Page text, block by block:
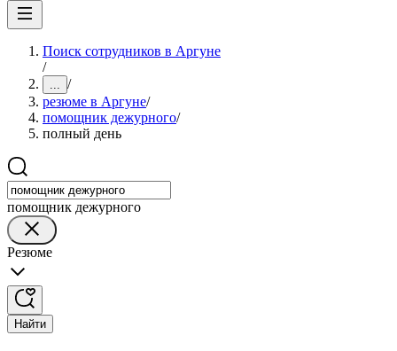
Поиск сотрудников в Аргуне
/
... /
резюме в Аргуне/
помощник дежурного/
полный день
помощник дежурного
Резюме
Найти